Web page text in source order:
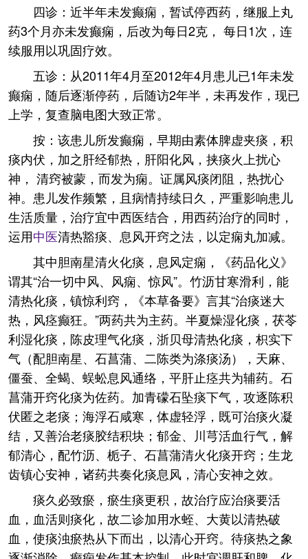
四诊：近半年未发癫痫，暂试停西药，继服上丸
药3个月亦未发癫痫，后改为每日2克， 每日1次，连
续服用以巩固疗效。
五诊：从2011年4月至2012年4月患儿已1年未发
癫痫，随后逐渐停药，后随访2年半，未再发作，现已
上学，复查脑电图大致正常。
按：该患儿所发癫痫，早期由素体脾虚夹痰，积
痰内伏，加之肝经郁热，肝阳化风，挟痰火上扰心
神， 清窍被蒙，而发为痫。证属风痰闭阻，热扰心
神。患儿发作频繁，且病情持续日久，严重影响患儿
生活质量，治疗宜中西医结合，用西药治疗的同时，
运用中医清热豁痰、息风开窍之法，以定痫丸加减。
其中胆南星清火化痰，息风定痫，《药品化义》
谓其“治一切中风、风痫、惊风”。竹沥甘寒滑利，能
清热化痰，镇惊利窍，《本草备要》言其“治痰迷大
热，风痉癫狂。”两药共为主药。半夏燥湿化痰，茯苓
利湿化痰，陈皮理气化痰，浙贝母清热化痰，枳实下
气（配胆南星、石菖蒲、二陈类为涤痰汤），天麻、
僵蚕、全蝎、蜈蚣息风通络，平肝止痉共为辅药。石
菖蒲开窍化痰为佐药。加青礞石坠痰下气，攻逐陈积
伏匿之老痰；海浮石咸寒，体虚轻浮，既可治痰火凝
结，又善治老痰胶结积块；郁金、川芎活血行气，解
郁清心，配竹沥、栀子、石菖蒲清火化痰开窍；生龙
齿镇心安神，诸药共奏化痰息风，清心安神之效。
痰久必致瘀，瘀生痰更积，故治疗应治痰要活
血，血活则痰化，故二诊加用水蛭、大黄以清热破
血，使痰浊瘀热从下而出，以清心开窍。待痰热之象